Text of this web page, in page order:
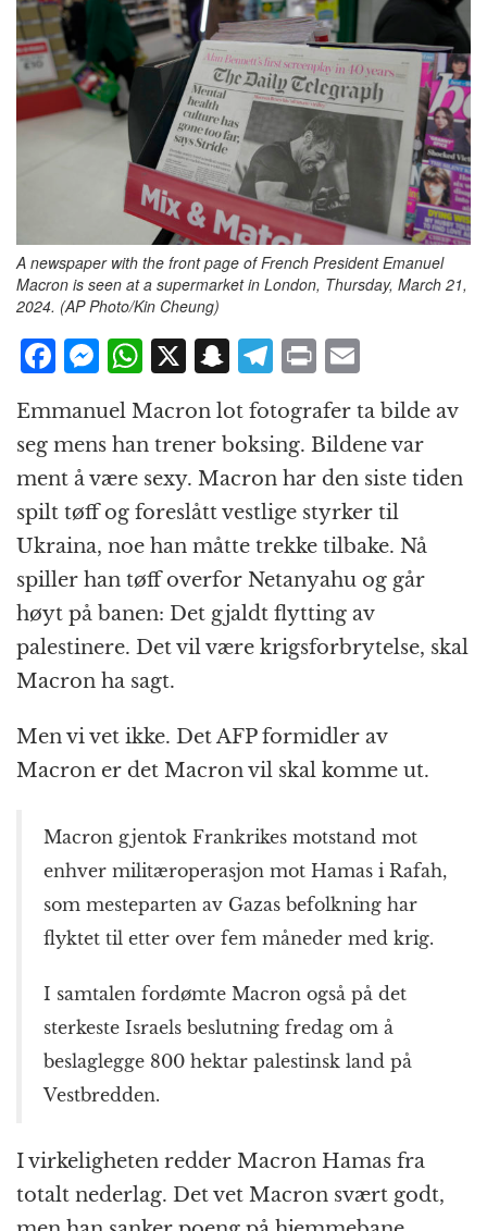
A newspaper with the front page of French President Emanuel
Macron is seen at a supermarket in London, Thursday, March 21,
2024. (AP Photo/Kin Cheung)
F
c
e
b
o
o
k
M
ss
e
n
g
e
r
W
h
at
s
A
p
p
X S
n
a
p
c
h
at
T
e
g
r
a
m
P
ri
n
t
m
ai
l
Emmanuel Macron lot fotografer ta bilde av
seg mens han trener boksing. Bildene var
ment å være sexy. Macron har den siste tiden
spilt tøff og foreslått vestlige styrker til
Ukraina, noe han måtte trekke tilbake. Nå
spiller han tøff overfor Netanyahu og går
høyt på banen: Det gjaldt flytting av
palestinere. Det vil være krigsforbrytelse, skal
Macron ha sagt.
Men vi vet ikke. Det AFP formidler av
Macron er det Macron vil skal komme ut.
Macron gjentok Frankrikes motstand mot
enhver militæroperasjon mot Hamas i Rafah,
som mesteparten av Gazas befolkning har
flyktet til etter over fem måneder med krig.
I samtalen fordømte Macron også på det
sterkeste Israels beslutning fredag om å
beslaglegge 800 hektar palestinsk land på
Vestbredden.
I virkeligheten redder Macron Hamas fra
totalt nederlag. Det vet Macron svært godt,